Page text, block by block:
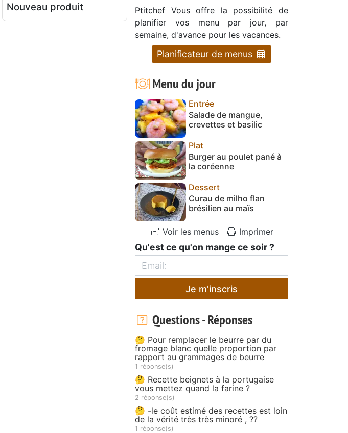
Nouveau produit
Ptitchef Vous offre la possibilité de
planifier vos menu par jour, par
semaine, d'avance pour les vacances.
Planificateur de menus
Menu du jour
Entrée
Salade de mangue,
crevettes et basilic
Plat
Burger au poulet pané à
la coréenne
Dessert
Curau de milho flan
brésilien au maïs
Voir les menus Imprimer
Qu'est ce qu'on mange ce soir ?
Je m'inscris
Questions - Réponses
🤔 Pour remplacer le beurre par du
fromage blanc quelle proportion par
rapport au grammages de beurre
1 réponse(s)
🤔 Recette beignets à la portugaise
vous mettez quand la farine ?
2 réponse(s)
🤔 -le coût estimé des recettes est loin
de la vérité très très minoré , ??
1 réponse(s)